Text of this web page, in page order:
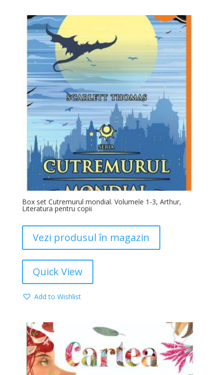
Box set Cutremurul mondial. Volumele 1-3, Arthur,
Literatura pentru copii
Vezi produsul în magazin
Quick View
Add to Wishlist